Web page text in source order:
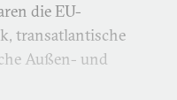
die EU-
transatlantische
Außen- und